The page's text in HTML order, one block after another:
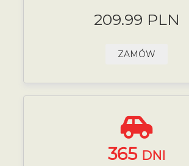
209.99 PLN
ZAMÓW
365 DNI